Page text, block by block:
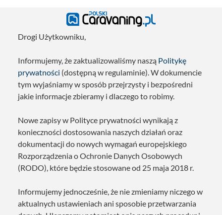
Drogi Użytkowniku,
Informujemy, że zaktualizowaliśmy naszą Politykę
prywatności (dostępną w regulaminie). W dokumencie
tym wyjaśniamy w sposób przejrzysty i bezpośredni
jakie informacje zbieramy i dlaczego to robimy.
Nowe zapisy w Polityce prywatności wynikają z
konieczności dostosowania naszych działań oraz
dokumentacji do nowych wymagań europejskiego
Rozporządzenia o Ochronie Danych Osobowych
(RODO), które będzie stosowane od 25 maja 2018 r.
Informujemy jednocześnie, że nie zmieniamy niczego w
aktualnych ustawieniach ani sposobie przetwarzania